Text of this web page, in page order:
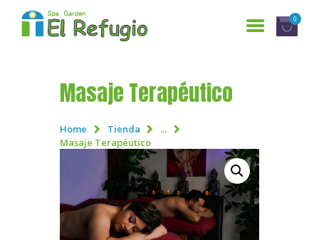
0
Masaje Terapéutico
Home Tienda
...
Masaje Terapéutico
INICIO
SERVICIOS
¿QUIENES SOMOS?
GALERÍA
RESERVACIONES
CONTÁCTANOS